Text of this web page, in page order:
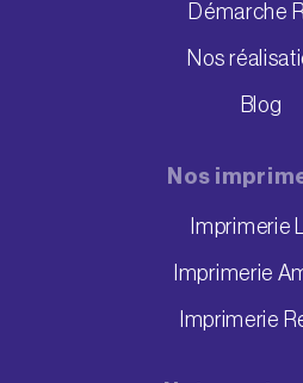
Démarche
Nos
Blog
Nos
Imprimerie
Imprimerie
Imprimerie